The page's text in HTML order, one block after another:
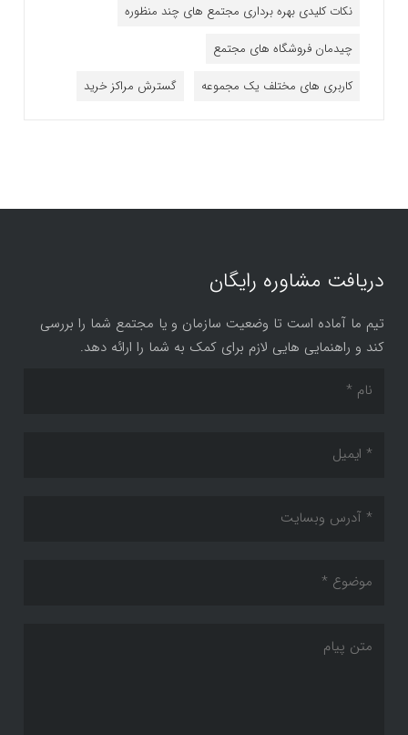
نکات کلیدی بهره برداری مجتمع های چند منظوره
چیدمان فروشگاه های مجتمع
کاربری های مختلف یک مجموعه
گسترش مراکز خرید
دریافت مشاوره رایگان
تیم ما آماده است تا وضعیت سازمان و یا مجتمع شما را بررسی
کند و راهنمایی هایی لازم برای کمک به شما را ارائه دهد.